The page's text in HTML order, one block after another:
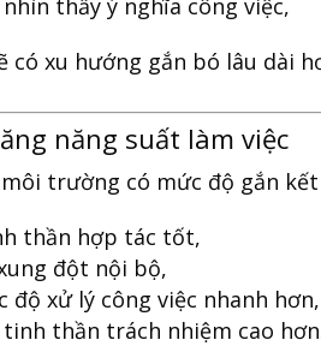
có xu hướng gắn bó lâu dài
năng suất làm việc
trường có mức độ gắn
thần hợp tác tốt,
đột nội bộ,
độ xử lý công việc nhanh hơn,
tinh thần trách nhiệm cao